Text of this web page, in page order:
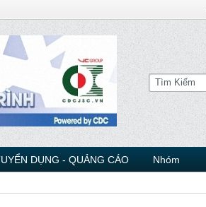
DỤNG - QUẢNG CÁO Nhóm